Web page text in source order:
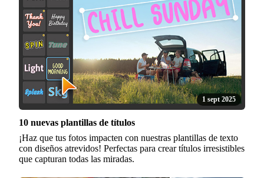
1 sept 2025
10 nuevas plantillas de títulos
¡Haz que tus fotos impacten con nuestras plantillas de texto
con diseños atrevidos! Perfectas para crear títulos irresistibles
que capturan todas las miradas.